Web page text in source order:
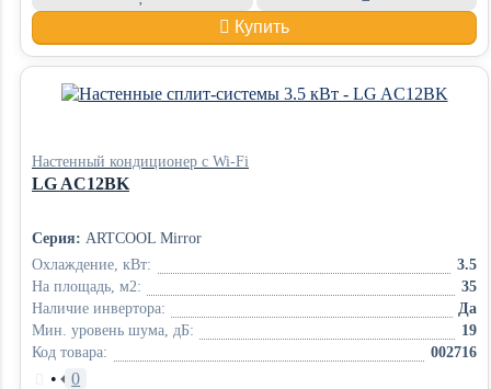
Купить
Настенный кондиционер с Wi-Fi
LG AC12BK
Серия: ARTCOOL Mirror
Охлаждение, кВт:
3.5
На площадь, м2:
35
Наличие инвертора:
Да
Мин. уровень шума, дБ:
19
Код товара:
002716
• 0